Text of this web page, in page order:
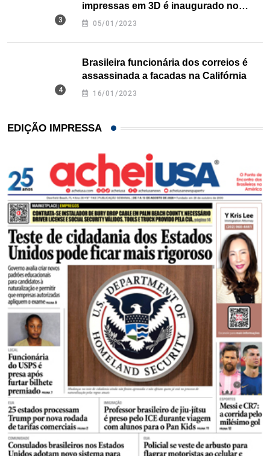
impressas em 3D é inaugurado no
Texas
05/01/2023
Brasileira funcionária dos correios é
assassinada a facadas na Califórnia
16/01/2023
EDIÇÃO IMPRESSA